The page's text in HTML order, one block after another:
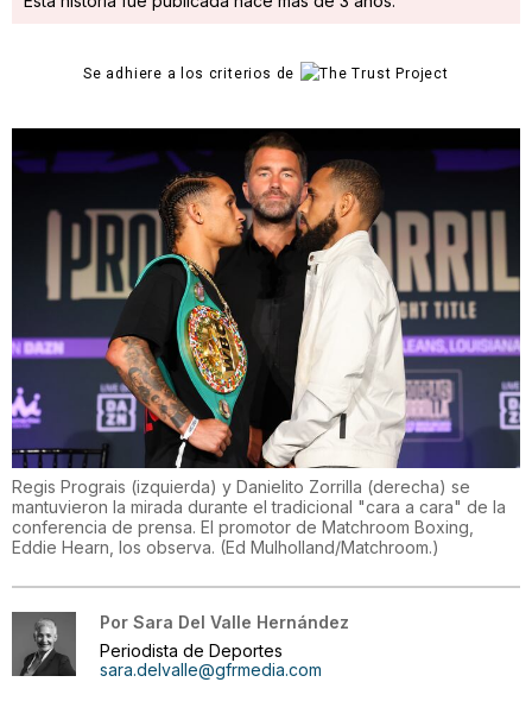
Se adhiere a los criterios de
Regis Prograis (izquierda) y Danielito Zorrilla (derecha) se
mantuvieron la mirada durante el tradicional "cara a cara" de la
conferencia de prensa. El promotor de Matchroom Boxing,
Eddie Hearn, los observa. (Ed Mulholland/Matchroom.)
Por Sara Del Valle Hernández
Periodista de Deportes
sara.delvalle@gfrmedia.com